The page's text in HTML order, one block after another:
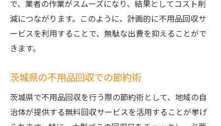
で、業者の作業がスムーズになり、結果としてコスト削
減につながります。このように、計画的に不用品回収サ
ービスを利用することで、無駄な出費を抑えることがで
きます。
茨城県の不用品回収での節約術
茨城県で不用品回収を行う際の節約術として、地域の自
治体が提供する無料回収サービスを活用することが挙げ